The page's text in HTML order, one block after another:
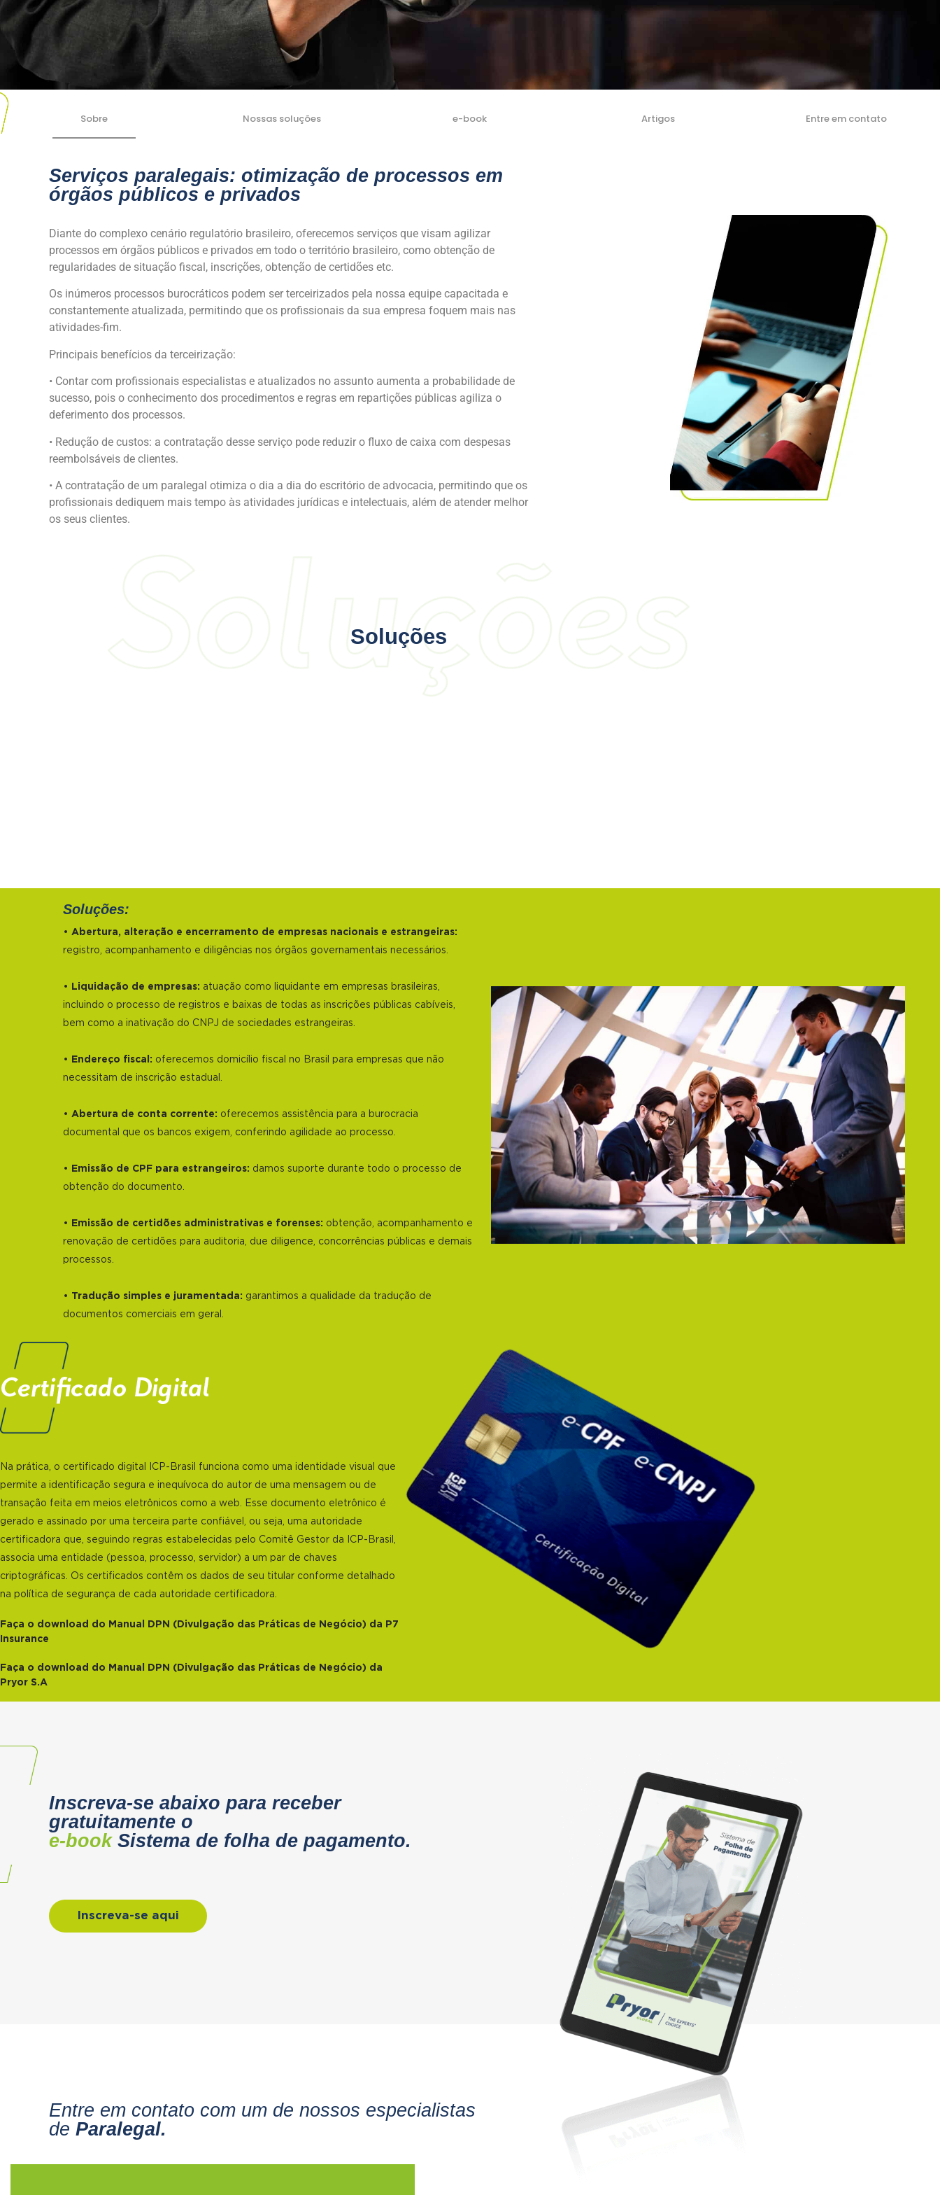
Sobre Nossas soluções e-book Artigos Entre em contato
Serviços paralegais: otimização de processos em
órgãos públicos e privados
Diante do complexo cenário regulatório brasileiro, oferecemos serviços que visam agilizar
processos em órgãos públicos e privados em todo o território brasileiro, como obtenção de
regularidades de situação fiscal, inscrições, obtenção de certidões etc.
Os inúmeros processos burocráticos podem ser terceirizados pela nossa equipe capacitada e
constantemente atualizada, permitindo que os profissionais da sua empresa foquem mais nas
atividades-fim.
Principais benefícios da terceirização:
• Contar com profissionais especialistas e atualizados no assunto aumenta a probabilidade de
sucesso, pois o conhecimento dos procedimentos e regras em repartições públicas agiliza o
deferimento dos processos.
• Redução de custos: a contratação desse serviço pode reduzir o fluxo de caixa com despesas
reembolsáveis de clientes.
• A contratação de um paralegal otimiza o dia a dia do escritório de advocacia, permitindo que os
profissionais dediquem mais tempo às atividades jurídicas e intelectuais, além de atender melhor
os seus clientes.
Soluções
Soluções:
• Abertura, alteração e encerramento de empresas nacionais e estrangeiras:
registro, acompanhamento e diligências nos órgãos governamentais necessários.
• Liquidação de empresas: atuação como liquidante em empresas brasileiras,
incluindo o processo de registros e baixas de todas as inscrições públicas cabíveis,
bem como a inativação do CNPJ de sociedades estrangeiras.
• Endereço fiscal: oferecemos domicílio fiscal no Brasil para empresas que não
necessitam de inscrição estadual.
• Abertura de conta corrente: oferecemos assistência para a burocracia
documental que os bancos exigem, conferindo agilidade ao processo.
• Emissão de CPF para estrangeiros: damos suporte durante todo o processo de
obtenção do documento.
• Emissão de certidões administrativas e forenses: obtenção, acompanhamento e
renovação de certidões para auditoria, due diligence, concorrências públicas e demais
processos.
• Tradução simples e juramentada: garantimos a qualidade da tradução de
documentos comerciais em geral.
Na prática, o certificado digital ICP-Brasil funciona como uma identidade visual que
permite a identificação segura e inequívoca do autor de uma mensagem ou de
transação feita em meios eletrônicos como a web. Esse documento eletrônico é
gerado e assinado por uma terceira parte confiável, ou seja, uma autoridade
certificadora que, seguindo regras estabelecidas pelo Comitê Gestor da ICP-Brasil,
associa uma entidade (pessoa, processo, servidor) a um par de chaves
criptográficas. Os certificados contêm os dados de seu titular conforme detalhado
na política de segurança de cada autoridade certificadora.
Faça o download do Manual DPN (Divulgação das Práticas de Negócio) da P7
Insurance
Faça o download do Manual DPN (Divulgação das Práticas de Negócio) da
Pryor S.A
Inscreva-se abaixo para receber
gratuitamente o
e-bookSistema de folha de pagamento.
Inscreva-se aqui
Entre em contato com um de nossos especialistas
de Paralegal.